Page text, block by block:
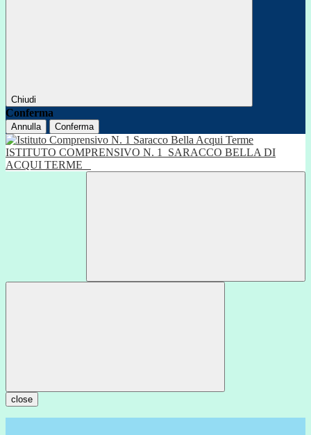
Chiudi
Conferma
Annulla Conferma
ISTITUTO COMPRENSIVO N. 1
SARACCO BELLA DI
ACQUI TERME
close